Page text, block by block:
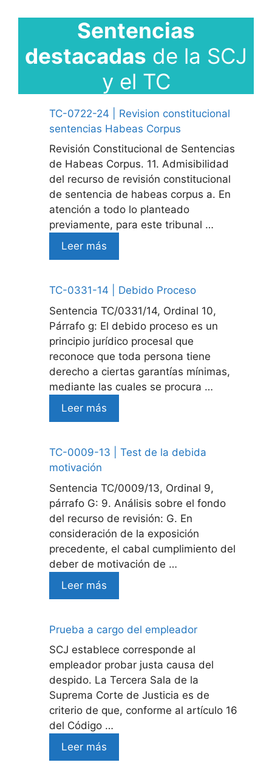
Sentencias
destacadas de la SCJ
y el TC
TC-0722-24 | Revision constitucional
sentencias Habeas Corpus
Revisión Constitucional de Sentencias
de Habeas Corpus. 11. Admisibilidad
del recurso de revisión constitucional
de sentencia de habeas corpus a. En
atención a todo lo planteado
previamente, para este tribunal …
Leer más
TC-0331-14 | Debido Proceso
Sentencia TC/0331/14, Ordinal 10,
Párrafo g: El debido proceso es un
principio jurídico procesal que
reconoce que toda persona tiene
derecho a ciertas garantías mínimas,
mediante las cuales se procura …
Leer más
TC-0009-13 | Test de la debida
motivación
Sentencia TC/0009/13, Ordinal 9,
párrafo G: 9. Análisis sobre el fondo
del recurso de revisión: G. En
consideración de la exposición
precedente, el cabal cumplimiento del
deber de motivación de …
Leer más
Prueba a cargo del empleador
SCJ establece corresponde al
empleador probar justa causa del
despido. La Tercera Sala de la
Suprema Corte de Justicia es de
criterio de que, conforme al artículo 16
del Código …
Leer más